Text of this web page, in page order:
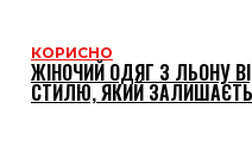
КОРИСНО
ЖІНОЧИЙ ОДЯГ З ЛЬОНУ
СТИЛЮ, ЯКИЙ